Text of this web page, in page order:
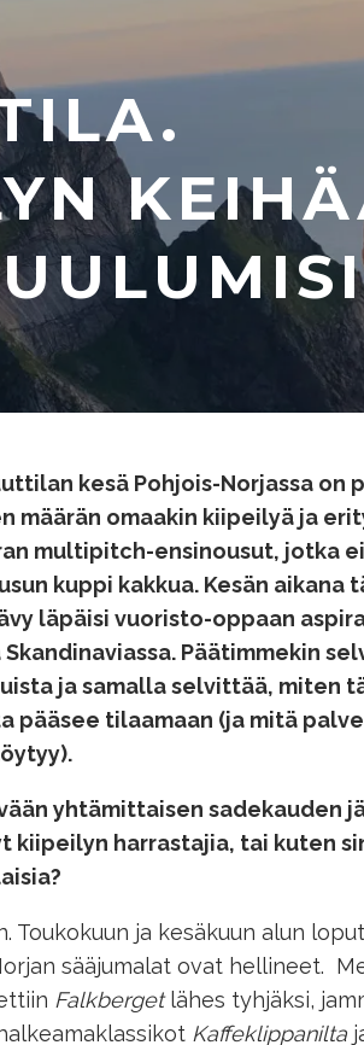
kesä Pohjois-Norjassa
määrän omaakin kiipeilyä ja
multipitch-ensinousut, jotka
kuppi kakkua. Kesän aikana
läpäisi vuoristo-oppaan
Skandinaviassa. Päätimmekin
ja samalla selvittää, miten
pääsee tilaamaan (ja mitä
yhtämittaisen sadekauden
kiipeilyn harrastajia, tai kuten
Toukokuun ja kesäkuun alun
sääjumalat ovat hellineet.
Falkbergetlähes tyhjäksi,
halkeamaklassikot Kaffeklippanilta